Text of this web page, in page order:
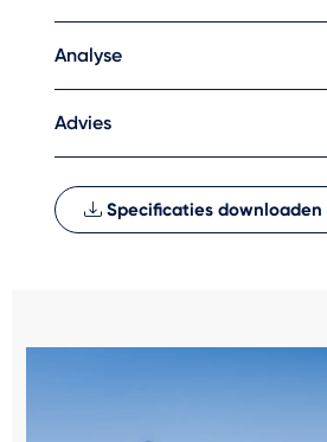
Analyse
Advies
Specificaties downloaden